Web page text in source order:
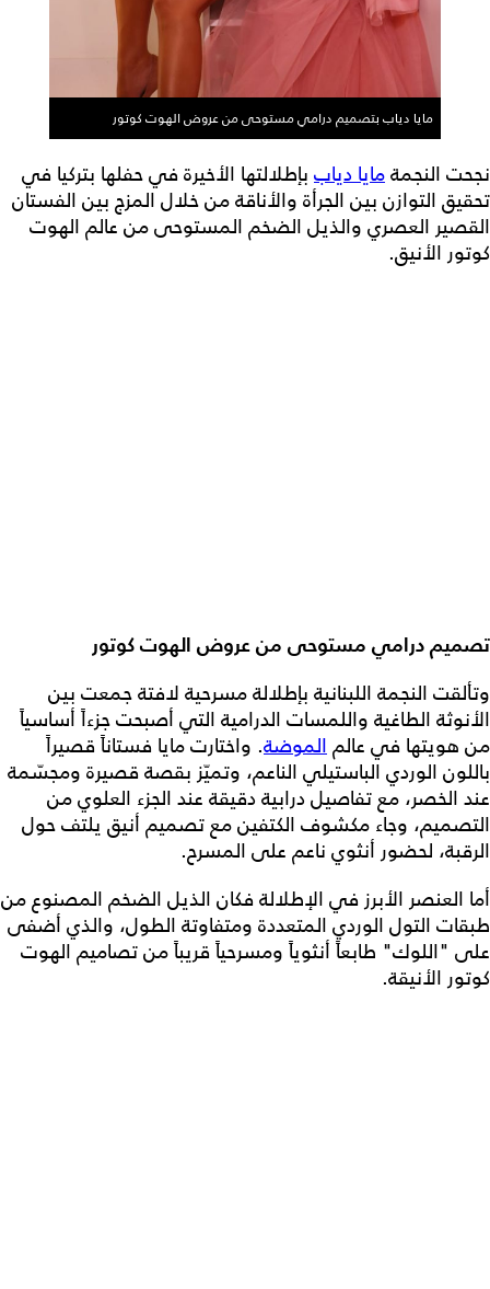
مايا دياب بتصميم درامي مستوحى من عروض الهوت كوتور
نجحت النجمةمايا دياب بإطلالتها الأخيرة في حفلها بتركيا في
تحقيق التوازن بين الجرأة والأناقة من خلال المزج بين الفستان
القصير العصري والذيل الضخم المستوحى من عالم الهوت
كوتور الأنيق.
تصميم درامي مستوحى من عروض الهوت كوتور
وتألقت النجمة اللبنانية بإطلالة مسرحية لافتة جمعت بين
الأنوثة الطاغية واللمسات الدرامية التي أصبحت جزءاً أساسياً
من هويتها في عالمالموضة. واختارت مايا فستاناً قصيراً
باللون الوردي الباستيلي الناعم، وتميّز بقصة قصيرة ومجسّمة
عند الخصر، مع تفاصيل درابية دقيقة عند الجزء العلوي من
التصميم، وجاء مكشوف الكتفين مع تصميم أنيق يلتف حول
الرقبة، لحضور أنثوي ناعم على المسرح.
أما العنصر الأبرز في الإطلالة فكان الذيل الضخم المصنوع من
طبقات التول الوردي المتعددة ومتفاوتة الطول، والذي أضفى
على "اللوك" طابعاً أنثوياً ومسرحياً قريباً من تصاميم الهوت
كوتور الأنيقة.